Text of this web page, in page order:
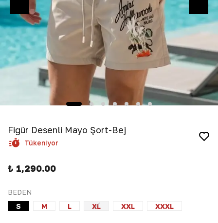
Figür Desenli Mayo Şort-Bej
Tükeniyor
₺ 1,290.00
BEDEN
S
M L XL XXL XXXL